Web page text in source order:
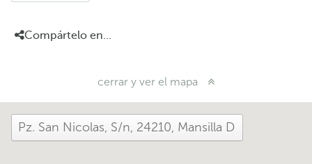
Compártelo en...
cerrar y ver el mapa